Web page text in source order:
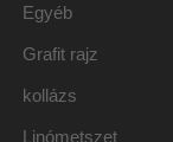
Egyéb
Grafit rajz
kollázs
Linómetszet